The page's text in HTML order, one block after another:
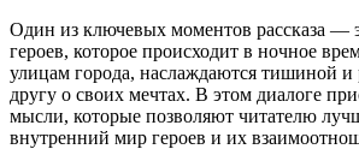
Один из ключевых моментов рассказа —
героев, которое происходит в ночное
улицам города, наслаждаются тишиной и
другу о своих мечтах. В этом диалоге
мысли, которые позволяют читателю
внутренний мир героев и их